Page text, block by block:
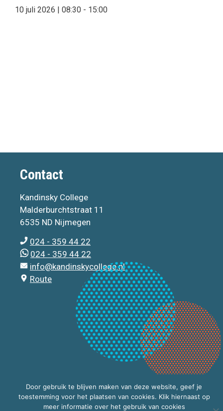
10 juli 2026 | 08:30 - 15:00
Contact
Kandinsky College
Malderburchtstraat 11
6535 ND Nijmegen
024 - 359 44 22
024 - 359 44 22
info@kandinskycollege.nl
Route
Door gebruik te blijven maken van deze website, geef je
toestemming voor het plaatsen van cookies. Klik hiernaast op
meer informatie over het gebruik van cookies